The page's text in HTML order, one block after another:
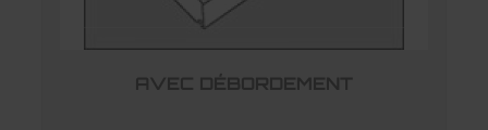
AVEC DÉBORDEMENT